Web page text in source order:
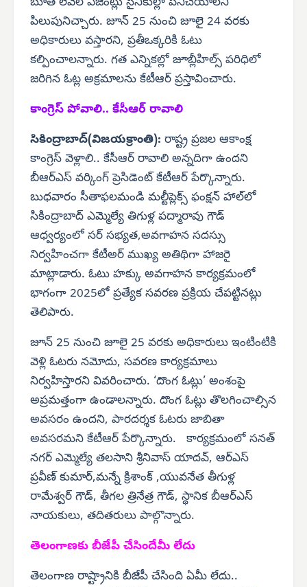
పిలుపునిచ్చారు. జూన్ 25 నుంచి జూలై 24 వరకు
అధికారులు వస్తారని, ప్రతీఒక్కరికి ఓటు
కల్పించాలన్నారు. గత ఎన్నికల్లో జూబ్లీహిల్స్ పరిధిలో
జరిగిన ఓట్ల అక్రమాలను కేటీఆర్ ప్రస్తావించారు.
కాంగ్రెస్ పోవాలి.. కేసీఆర్ రావాలి
సికింద్రాబాద్(విజయక్రాంతి): రాష్ట్ర ప్రజల ఆకాంక్ష
కాంగ్రెస్ వెళ్లాలి.. కేసీఆర్ రావాలి అన్నదిగా ఉందని
బీఆర్‌ఎస్ వర్కింగ్ ప్రెసిడెంట్ కేటీఆర్ పేర్కొన్నారు.
బుధవారం సీతాఫలమండి మల్టీప్లెక్స్ ఫంక్షన్ హాల్‌లో
సికింద్రాబాద్ ఎమ్మెల్యే తిగుళ్ల పద్మారావు గౌడ్
ఆధ్వర్యంలో సర్ సభ్యత,అవగాహన సదస్సు
నిర్వహించగా కేటీఅర్ ముఖ్య అతిథిగా హాజరై
మాట్లాడారు. ఓటు హక్కు అవగాహన కార్యక్రమంలో
భాగంగా 2025లో ప్రత్యేక సవరణ ప్రక్రియ చేపట్టినట్లు
తెలిపారు.
జూన్ 25 నుంచి జూలై 25 వరకు అధికారులు ఇంటింటికి
వెళ్లి ఓటరు నమోదు, సవరణ కార్యక్రమాలు
నిర్వహిస్తారని వివరించారు. ‘దొంగ ఓట్లు’ అంశంపై
అప్రమత్తంగా ఉండాలన్నారు. దొంగ ఓట్లు తొలగించాల్సిన
అవసరం ఉందని, పారదర్శక ఓటరు జాబితా
అవసరమని కేటీఆర్ పేర్కొన్నారు. కార్యక్రమంలో సనత్
నగర్ ఎమ్మెల్యే తలసాని శ్రీనివాస్ యాదవ్, ఆర్‌ఎస్
ప్రవీణ్ కుమార్,మన్నే క్రిశాంక్ ,యువనేత తీగుళ్ల
రామేశ్వర్ గౌడ్, తీగల త్రినేత్ర గౌడ్, స్థానిక బీఆర్‌ఎస్
నాయకులు, తదితరులు పాల్గొన్నారు.
తెలంగాణకు బీజేపీ చేసిందేమీ లేదు
తెలంగాణ రాష్ట్రానికి బీజేపీ చేసింది ఏమీ లేదు..